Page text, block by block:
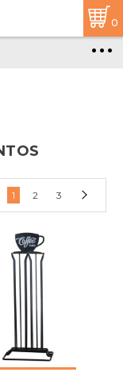
0
1 2 3